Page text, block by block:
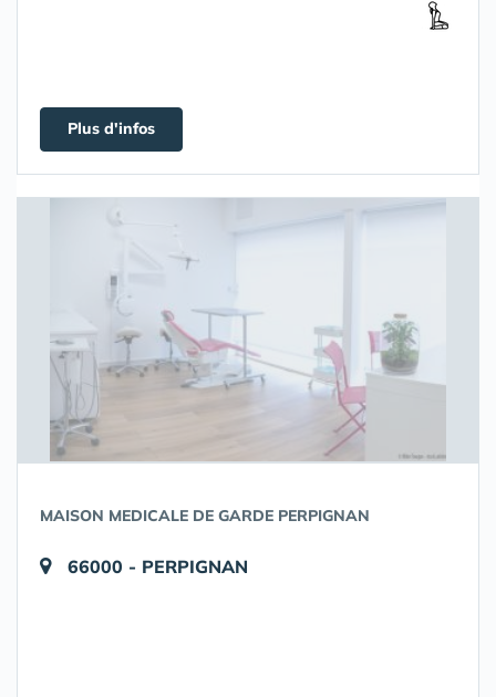
Plus d'infos
MAISON MEDICALE DE GARDE PERPIGNAN
66000 - PERPIGNAN